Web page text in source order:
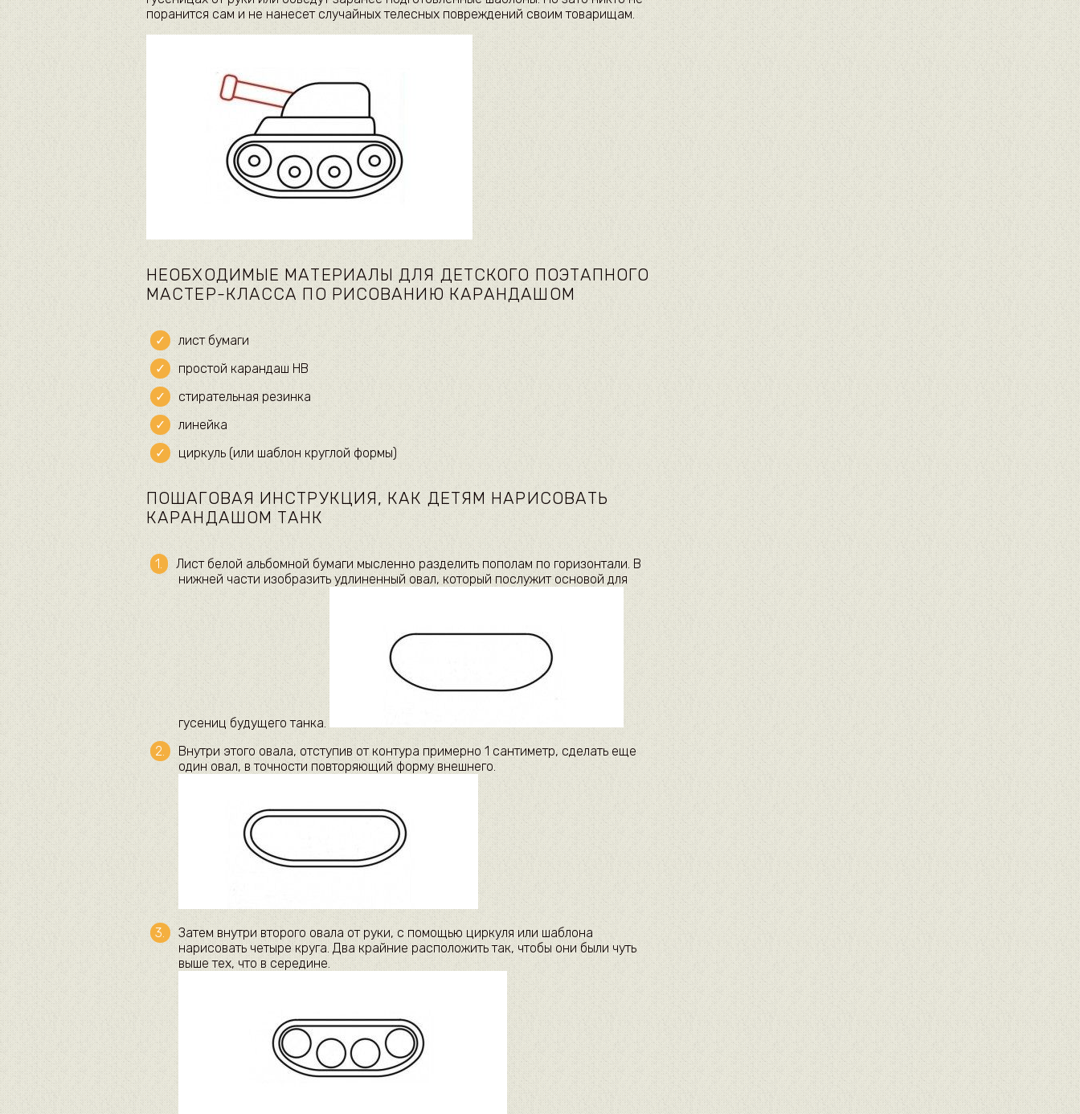
поранится сам и не нанесет случайных телесных повреждений своим товарищам.
НЕОБХОДИМЫЕ МАТЕРИАЛЫ ДЛЯ ДЕТСКОГО ПОЭТАПНОГО
МАСТЕР-КЛАССА ПО РИСОВАНИЮ КАРАНДАШОМ
лист бумаги
простой карандаш HB
стирательная резинка
линейка
циркуль (или шаблон круглой формы)
ПОШАГОВАЯ ИНСТРУКЦИЯ, КАК ДЕТЯМ НАРИСОВАТЬ
КАРАНДАШОМ ТАНК
Лист белой альбомной бумаги мысленно разделить пополам по горизонтали. В
нижней части изобразить удлиненный овал, который послужит основой для
гусениц будущего танка.
Внутри этого овала, отступив от контура примерно 1 сантиметр, сделать еще
один овал, в точности повторяющий форму внешнего.
Затем внутри второго овала от руки, с помощью циркуля или шаблона
нарисовать четыре круга. Два крайние расположить так, чтобы они были чуть
выше тех, что в середине.